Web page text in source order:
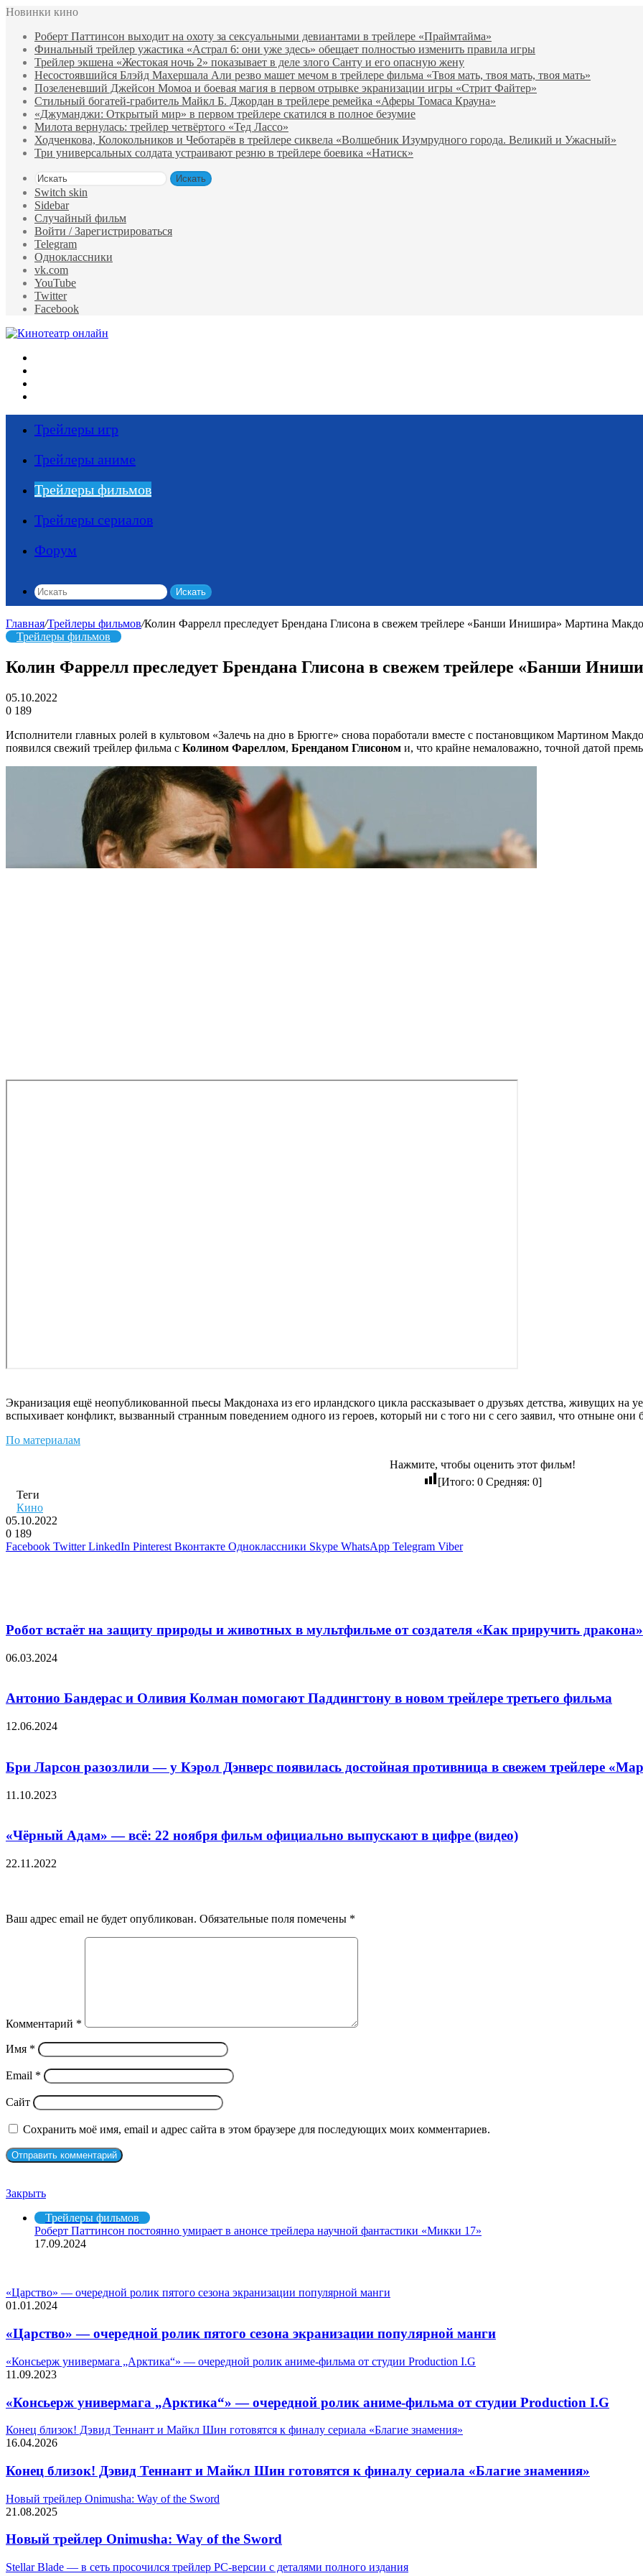
Новинки кино
Роберт Паттинсон выходит на охоту за сексуальными девиантами в трейлере «Праймтайма»
Финальный трейлер ужастика «Астрал 6: они уже здесь» обещает полностью изменить правила игры
Трейлер экшена «Жестокая ночь 2» показывает в деле злого Санту и его опасную жену
Несостоявшийся Блэйд Махершала Али резво машет мечом в трейлере фильма «Твоя мать, твоя мать, твоя мать»
Позеленевший Джейсон Момоа и боевая магия в первом отрывке экранизации игры «Стрит Файтер»
Стильный богатей-грабитель Майкл Б. Джордан в трейлере ремейка «Аферы Томаса Крауна»
«Джуманджи: Открытый мир» в первом трейлере скатился в полное безумие
Милота вернулась: трейлер четвёртого «Тед Лассо»
Ходченкова, Колокольников и Чеботарёв в трейлере сиквела «Волшебник Изумрудного города. Великий и Ужасный»
Три универсальных солдата устраивают резню в трейлере боевика «Натиск»
Искать
Switch skin
Sidebar
Случайный фильм
Войти / Зарегистрироваться
Telegram
Одноклассники
vk.com
YouTube
Twitter
Facebook
Трейлеры игр
Трейлеры аниме
Трейлеры фильмов
Трейлеры сериалов
Форум
Искать
Главная/Трейлеры фильмов/Колин Фаррелл преследует Брендана Глисона в свежем трейлере «Банши Инишира» Мартина
Трейлеры фильмов
Колин Фаррелл преследует Брендана Глисона в свежем трейлере «Банши
05.10.2022
0 189
Исполнители главных ролей в культовом «Залечь на дно в Брюгге» снова поработали вместе с постановщиком Мартином
появился свежий трейлер фильма с Колином Фареллом, Бренданом Глисоном и, что крайне немаловажно, точной датой
Экранизация ещё неопубликованной пьесы Макдонаха из его ирландского цикла рассказывает о друзьях детства, живущих
вспыхивает конфликт, вызванный странным поведением одного из героев, который ни с того ни с сего заявил, что отныне они
По материалам
Нажмите, чтобы оценить этот фильм!
[Итого: 0Средняя: 0]
Теги
Кино
05.10.2022
0 189
Facebook Twitter LinkedIn Pinterest Вконтакте Одноклассники Skype WhatsApp Telegram Viber
Робот встаёт на защиту природы и животных в мультфильме от создателя «Как приручить дракона»
06.03.2024
Антонио Бандерас и Оливия Колман помогают Паддингтону в новом трейлере третьего фильма
12.06.2024
Бри Ларсон разозлили — у Кэрол Дэнверс появилась достойная противница в свежем трейлере
11.10.2023
«Чёрный Адам» — всё: 22 ноября фильм официально выпускают в цифре (видео)
22.11.2022
Ваш адрес email не будет опубликован. Обязательные поля помечены *
Комментарий *
Имя *
Email *
Сайт
Сохранить моё имя, email и адрес сайта в этом браузере для последующих моих комментариев.
Закрыть
Трейлеры фильмов
Роберт Паттинсон постоянно умирает в анонсе трейлера научной фантастики «Микки 17»
17.09.2024
«Царство» — очередной ролик пятого сезона экранизации популярной манги
01.01.2024
«Царство» — очередной ролик пятого сезона экранизации популярной манги
«Консьерж универмага „Арктика“» — очередной ролик аниме-фильма от студии Production I.G
11.09.2023
«Консьерж универмага „Арктика“» — очередной ролик аниме-фильма от студии Production I.G
Конец близок! Дэвид Теннант и Майкл Шин готовятся к финалу сериала «Благие знамения»
16.04.2026
Конец близок! Дэвид Теннант и Майкл Шин готовятся к финалу сериала «Благие знамения»
Новый трейлер Onimusha: Way of the Sword
21.08.2025
Новый трейлер Onimusha: Way of the Sword
Stellar Blade — в сеть просочился трейлер PC-версии с деталями полного издания